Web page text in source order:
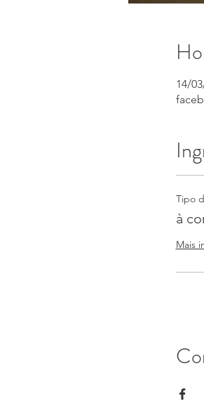
14/
Tipo
à
Mais